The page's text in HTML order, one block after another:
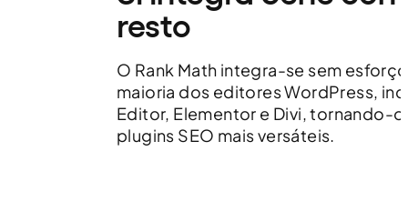
resto
O Rank Math integra-se sem
maioria dos editores WordPress,
Editor, Elementor e Divi, tornando-o
plugins SEO mais versáteis.